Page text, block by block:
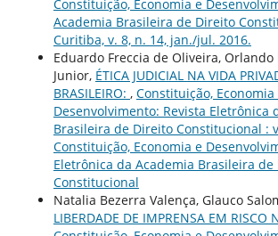
Constituição, Economia e
Academia Brasileira de Direito
Curitiba, v. 8, n. 14, jan./jul. 2016.
Eduardo Freccia de Oliveira, Orlando
Junior, ÉTICA JUDICIAL NA VIDA
BRASILEIRO: , Constituição, Economia
Desenvolvimento: Revista Eletrônica
Brasileira de Direito Constitucional :
Constituição, Economia e
Eletrônica da Academia Brasileira
Constitucional
Natalia Bezerra Valença, Glauco
LIBERDADE DE IMPRENSA EM RISCO